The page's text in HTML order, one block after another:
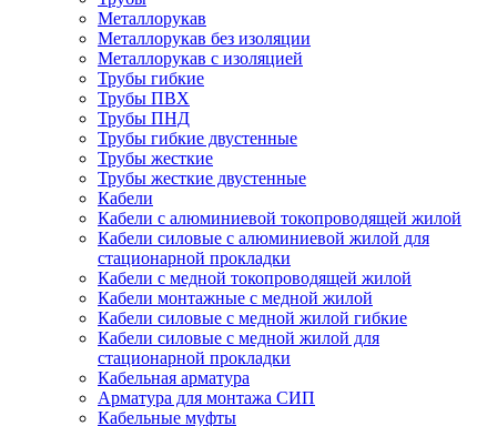
Металлорукав
Металлорукав без изоляции
Металлорукав с изоляцией
Трубы гибкие
Трубы ПВХ
Трубы ПНД
Трубы гибкие двустенные
Трубы жесткие
Трубы жесткие двустенные
Кабели
Кабели с алюминиевой токопроводящей жилой
Кабели силовые с алюминиевой жилой для
стационарной прокладки
Кабели с медной токопроводящей жилой
Кабели монтажные с медной жилой
Кабели силовые с медной жилой гибкие
Кабели силовые с медной жилой для
стационарной прокладки
Кабельная арматура
Арматура для монтажа СИП
Кабельные муфты